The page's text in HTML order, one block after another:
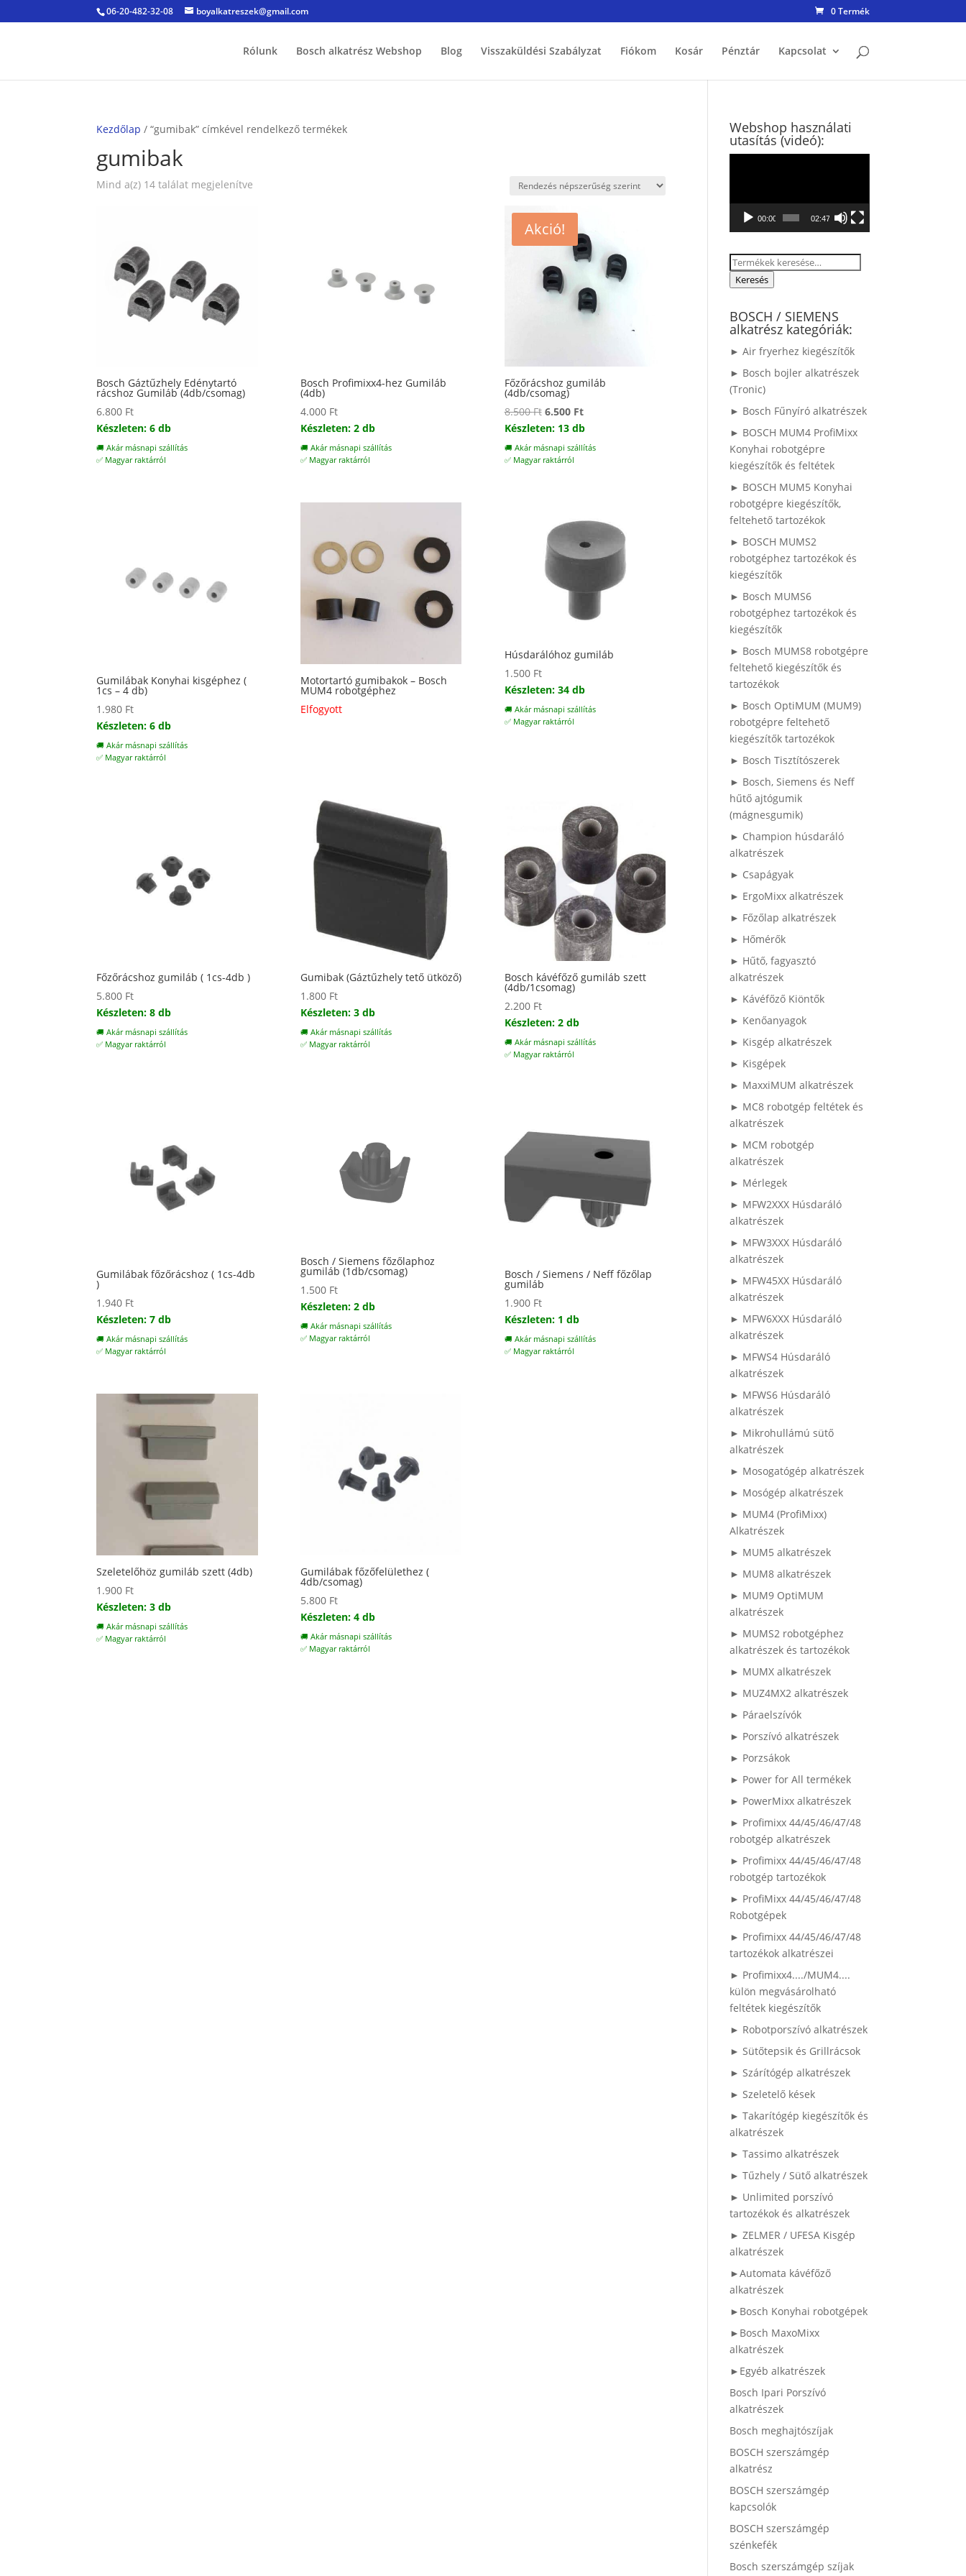
06-20-482-32-08 boyalkatreszek@gmail.com 0 Termék
Rólunk Bosch alkatrész Webshop Blog Visszaküldési Szabályzat Fiókom Kosár Pénztár Kapcsolat
Kezdőlap / “gumibak” címkével rendelkező termékek
gumibak
Mind a(z) 14 találat megjelenítve
Bosch Gáztűzhely Edénytartó
rácshoz Gumiláb (4db/csomag)
6.800 Ft
Készleten: 6 db
🚚 Akár másnapi szállítás
✅ Magyar raktárról
Bosch Profimixx4-hez Gumiláb
(4db)
4.000 Ft
Készleten: 2 db
🚚 Akár másnapi szállítás
✅ Magyar raktárról
Akció!
Főzőrácshoz gumiláb
(4db/csomag)
8.500Ft Original
price
was:
8.500 Ft.
6.500 FtCurrent
price
is:
Készleten: 13 db
🚚 Akár másnapi szállítás
✅ Magyar raktárról
Gumilábak Konyhai kisgéphez (
1cs – 4 db)
1.980 Ft
Készleten: 6 db
🚚 Akár másnapi szállítás
✅ Magyar raktárról
Motortartó gumibakok – Bosch
MUM4 robotgéphez
Elfogyott
Húsdarálóhoz gumiláb
1.500 Ft
Készleten: 34 db
🚚 Akár másnapi szállítás
✅ Magyar raktárról
Főzőrácshoz gumiláb ( 1cs-4db )
5.800 Ft
Készleten: 8 db
🚚 Akár másnapi szállítás
✅ Magyar raktárról
Gumibak (Gáztűzhely tető ütköző)
1.800 Ft
Készleten: 3 db
🚚 Akár másnapi szállítás
✅ Magyar raktárról
Bosch kávéfőző gumiláb szett
(4db/1csomag)
2.200 Ft
Készleten: 2 db
🚚 Akár másnapi szállítás
✅ Magyar raktárról
Gumilábak főzőrácshoz ( 1cs-4db
)
1.940 Ft
Készleten: 7 db
🚚 Akár másnapi szállítás
✅ Magyar raktárról
Bosch / Siemens főzőlaphoz
gumiláb (1db/csomag)
1.500 Ft
Készleten: 2 db
🚚 Akár másnapi szállítás
✅ Magyar raktárról
Bosch / Siemens / Neff főzőlap
gumiláb
1.900 Ft
Készleten: 1 db
🚚 Akár másnapi szállítás
✅ Magyar raktárról
Szeletelőhöz gumiláb szett (4db)
1.900 Ft
Készleten: 3 db
🚚 Akár másnapi szállítás
✅ Magyar raktárról
Gumilábak főzőfelülethez (
4db/csomag)
5.800 Ft
Készleten: 4 db
🚚 Akár másnapi szállítás
✅ Magyar raktárról
Webshop használati
utasítás (videó):
00:00 02:47
Keresés
Keresés
BOSCH / SIEMENS
alkatrész kategóriák:
► Air fryerhez kiegészítők
► Bosch bojler alkatrészek
(Tronic)
► Bosch Fűnyíró alkatrészek
► BOSCH MUM4 ProfiMixx
Konyhai robotgépre
kiegészítők és feltétek
► BOSCH MUM5 Konyhai
robotgépre kiegészítők,
feltehető tartozékok
► BOSCH MUMS2
robotgéphez tartozékok és
kiegészítők
► Bosch MUMS6
robotgéphez tartozékok és
kiegészítők
► Bosch MUMS8 robotgépre
feltehető kiegészítők és
tartozékok
► Bosch OptiMUM (MUM9)
robotgépre feltehető
kiegészítők tartozékok
► Bosch Tisztítószerek
► Bosch, Siemens és Neff
hűtő ajtógumik
(mágnesgumik)
► Champion húsdaráló
alkatrészek
► Csapágyak
► ErgoMixx alkatrészek
► Főzőlap alkatrészek
► Hőmérők
► Hűtő, fagyasztó
alkatrészek
► Kávéfőző Kiöntők
► Kenőanyagok
► Kisgép alkatrészek
► Kisgépek
► MaxxiMUM alkatrészek
► MC8 robotgép feltétek és
alkatrészek
► MCM robotgép
alkatrészek
► Mérlegek
► MFW2XXX Húsdaráló
alkatrészek
► MFW3XXX Húsdaráló
alkatrészek
► MFW45XX Húsdaráló
alkatrészek
► MFW6XXX Húsdaráló
alkatrészek
► MFWS4 Húsdaráló
alkatrészek
► MFWS6 Húsdaráló
alkatrészek
► Mikrohullámú sütő
alkatrészek
► Mosogatógép alkatrészek
► Mosógép alkatrészek
► MUM4 (ProfiMixx)
Alkatrészek
► MUM5 alkatrészek
► MUM8 alkatrészek
► MUM9 OptiMUM
alkatrészek
► MUMS2 robotgéphez
alkatrészek és tartozékok
► MUMX alkatrészek
► MUZ4MX2 alkatrészek
► Páraelszívók
► Porszívó alkatrészek
► Porzsákok
► Power for All termékek
► PowerMixx alkatrészek
► Profimixx 44/45/46/47/48
robotgép alkatrészek
► Profimixx 44/45/46/47/48
robotgép tartozékok
► ProfiMixx 44/45/46/47/48
Robotgépek
► Profimixx 44/45/46/47/48
tartozékok alkatrészei
► Profimixx4..../MUM4....
külön megvásárolható
feltétek kiegészítők
► Robotporszívó alkatrészek
► Sütőtepsik és Grillrácsok
► Szárítógép alkatrészek
► Szeletelő kések
► Takarítógép kiegészítők és
alkatrészek
► Tassimo alkatrészek
► Tűzhely / Sütő alkatrészek
► Unlimited porszívó
tartozékok és alkatrészek
► ZELMER / UFESA Kisgép
alkatrészek
►Automata kávéfőző
alkatrészek
►Bosch Konyhai robotgépek
►Bosch MaxoMixx
alkatrészek
►Egyéb alkatrészek
Bosch Ipari Porszívó
alkatrészek
Bosch meghajtószíjak
BOSCH szerszámgép
alkatrész
BOSCH szerszámgép
kapcsolók
BOSCH szerszámgép
szénkefék
Bosch szerszámgép szíjak